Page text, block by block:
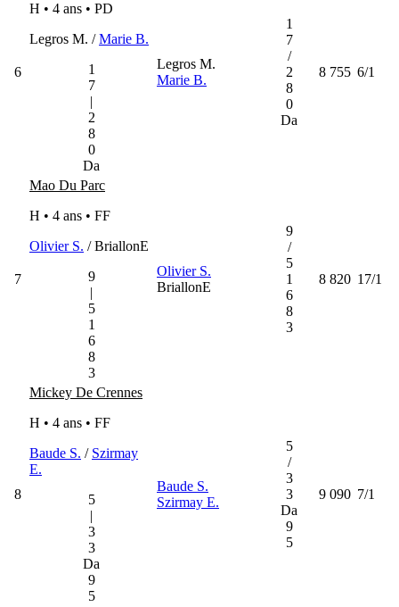
6
H • 4 ans • PD
Legros M. /Marie B.
1
7
|
2
8
0
Da
Legros M.
Marie B.
1
7
/
2
8
0
Da
8 755 6/1
7
Mao Du Parc
H • 4 ans • FF
Olivier S. / BriallonE
9
|
5
1
6
8
3
Olivier S.
BriallonE
9
/
5
1
6
8
3
8 820 17/1
8
Mickey De Crennes
H • 4 ans • FF
Baude S. / Szirmay
E.
5
|
3
3
Da
9
5
Baude S.
Szirmay E.
5
/
3
3
Da
9
5
9 090 7/1